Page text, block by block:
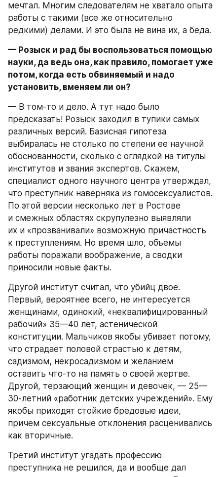
мечтал. Многим следователям не хватало опыта
работы с такими (все же относительно
редкими) делами. И это была не вина их, а беда.
— Розыск и рад бы воспользоваться помощью
науки, да ведь она, как правило, помогает уже
потом, когда есть обвиняемый и надо
установить, вменяем ли он?
— В том-то и дело. А тут надо было
предсказать! Розыск заходил в тупики самых
различных версий. Базисная гипотеза
выбиралась не столько по степени ее научной
обоснованности, сколько с оглядкой на титулы
институтов и звания экспертов. Скажем,
специалист одного научного центра утверждал,
что преступник наверняка из гомосексуалистов.
По этой версии несколько лет в Ростове
и смежных областях скрупулезно выявляли
их и «прозванивали» возможную причастность
к преступлениям. Но время шло, объемы
работы поражали воображение, а сводки
приносили новые факты.
Другой институт считал, что убийц двое.
Первый, вероятнее всего, не интересуется
женщинами, одинокий, «неквалифицированный
рабочий» 35—40 лет, астенической
конституции. Мальчиков якобы убивает потому,
что страдает половой страстью к детям,
садизмом, некросадизмом и желанием
оставить что-то на память о своей жертве.
Другой, терзающий женщин и девочек, — 25—
30-летний «работник детских учреждений». Ему
якобы приходят стойкие бредовые идеи,
причем сексуальные отклонения расценивались
как вторичные.
Третий институт угадать профессию
преступника не решился, да и вообще дал